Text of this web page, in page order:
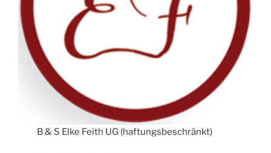
B & S Elke Feith UG (haftungsbeschränkt)